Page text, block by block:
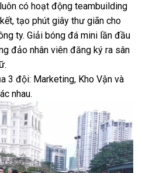
có hoạt động teambuilding
tạo phút giây thư giãn cho
ty. Giải bóng đá mini lần đầu
đảo nhân viên đăng ký ra sân
3 đội: Marketing, Kho Vận và
nhau.